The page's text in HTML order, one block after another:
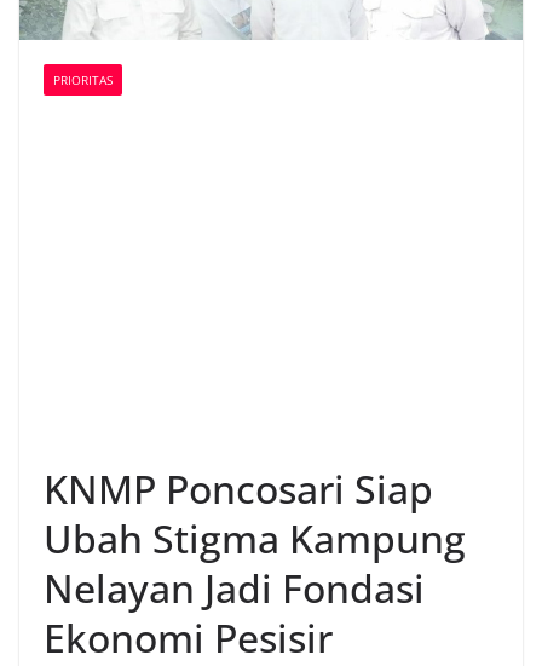
PRIORITAS
KNMP Poncosari Siap
Ubah Stigma Kampung
Nelayan Jadi Fondasi
Ekonomi Pesisir